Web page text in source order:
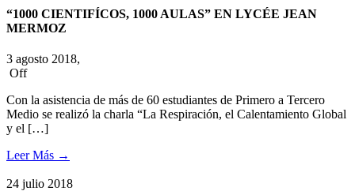
“1000 CIENTIFÍCOS, 1000 AULAS” EN LYCÉE JEAN
MERMOZ
3 agosto 2018,
Off
Con la asistencia de más de 60 estudiantes de Primero a Tercero
Medio se realizó la charla “La Respiración, el Calentamiento Global
y el […]
Leer Más →
24 julio 2018